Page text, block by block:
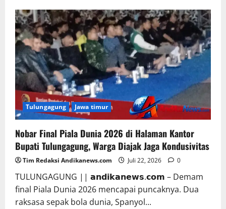
Tulungagung Jawa timur
Nobar Final Piala Dunia 2026 di Halaman Kantor
Bupati Tulungagung, Warga Diajak Jaga Kondusivitas
Tim Redaksi Andikanews.com Juli 22, 2026 0
TULUNGAGUNG || 𝗮𝗻𝗱𝗶𝗸𝗮𝗻𝗲𝘄𝘀.𝗰𝗼𝗺 – Demam
final Piala Dunia 2026 mencapai puncaknya. Dua
raksasa sepak bola dunia, Spanyol...